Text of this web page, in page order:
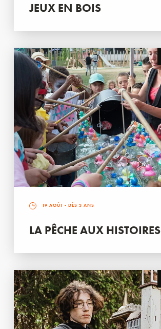
JEUX EN BOIS
19 AOÛT - DÈS 3 ANS
LA PÊCHE AUX HISTOIRES